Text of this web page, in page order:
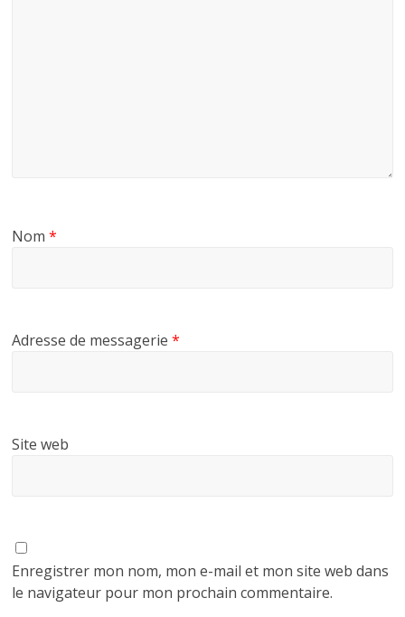
Nom*
Adresse de messagerie*
Site web
Enregistrer mon nom, mon e-mail et mon site web dans
le navigateur pour mon prochain commentaire.